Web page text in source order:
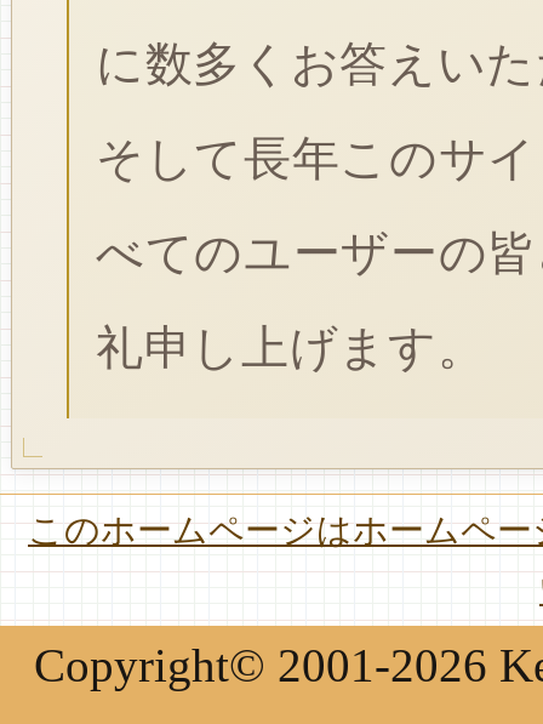
に数多くお答えい
そして長年このサ
べてのユーザーの
礼申し上げます。
このホームページはホームペ
Copyright© 2001-2026